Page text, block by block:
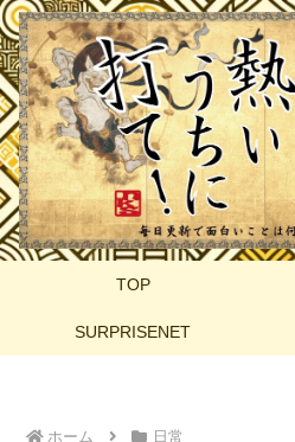
TOP
SURPRISENET
ホーム 日常